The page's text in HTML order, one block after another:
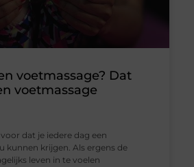
voetmassage? Dat
voetmassage
dat je iedere dag een
kunnen krijgen. Als ergens de
leven in te voelen